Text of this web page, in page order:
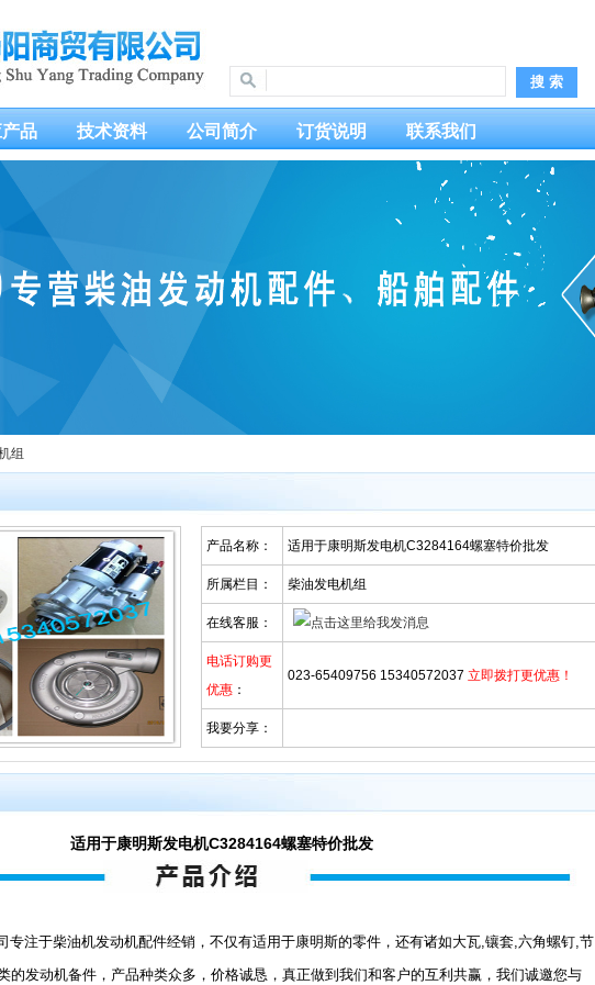
品 技术资料 公司简介 订货说明 联系我们
组
产品名称： 适用于康明斯发电机C3284164螺塞特价批发
所属栏目： 柴油发电机组
在线客服：
电话订购更
优惠 ：
023-65409756 15340572037 立即拨打更优惠！
我要分享：
适用于康明斯发电机C3284164螺塞特价批发
注于柴油机发动机配件经销，不仅有适用于康明斯的零件，还有诸如大瓦,镶套,六角螺钉,节
的发动机备件，产品种类众多，价格诚恳，真正做到我们和客户的互利共赢，我们诚邀您与